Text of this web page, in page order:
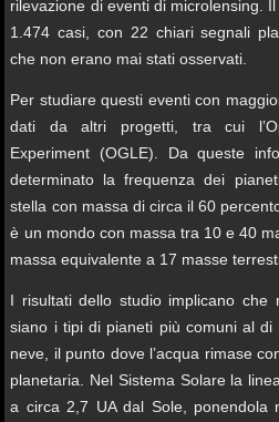
rilevazione di eventi di microlensing.
1.474 casi, con 22 chiari segnali
che non erano mai stati osservati.
Per studiare questi eventi con
dati da altri progetti, tra cui
Experiment (OGLE). Da queste
determinato la frequenza dei
stella con massa di circa il 60
è un mondo con massa tra 10 e 40
massa equivalente a 17 masse
I risultati dello studio implicano che
siano i tipi di pianeti più comuni al
neve, il punto dove l’acqua rimase
planetaria. Nel Sistema Solare la
a circa 2,7 UA dal Sole, ponendola